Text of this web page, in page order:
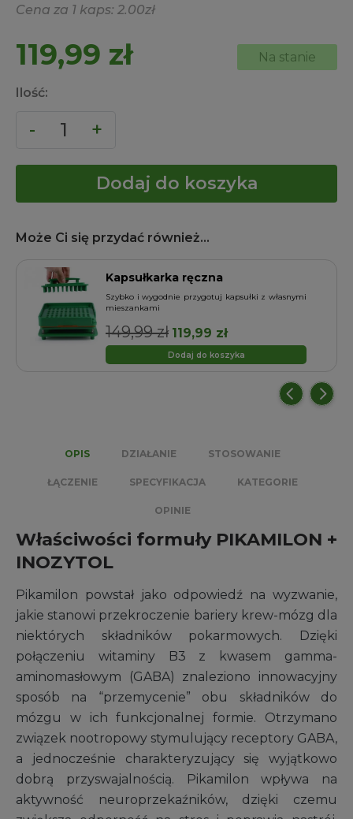
Cena za 1 kaps: 2.00zł
119,99 zł Na stanie
Ilość:
Dodaj do koszyka
Może Ci się przydać również...
Kapsułkarka ręczna
Szybko i wygodnie przygotuj kapsułki z własnymi
mieszankami
149,99zł Pierwotna
cena
119,99 złAktualna
cena
Dodaj do koszyka
OPIS DZIAŁANIE STOSOWANIE
ŁĄCZENIE SPECYFIKACJA KATEGORIE
OPINIE
Właściwości formuły PIKAMILON +
INOZYTOL
Pikamilon powstał jako odpowiedź na wyzwanie,
jakie stanowi przekroczenie bariery krew-mózg dla
niektórych składników pokarmowych. Dzięki
połączeniu witaminy B3 z kwasem gamma-
aminomasłowym (GABA) znaleziono innowacyjny
sposób na “przemycenie” obu składników do
mózgu w ich funkcjonalnej formie. Otrzymano
związek nootropowy stymulujący receptory GABA,
a jednocześnie charakteryzujący się wyjątkowo
dobrą przyswajalnością. Pikamilon wpływa na
aktywność neuroprzekaźników, dzięki czemu